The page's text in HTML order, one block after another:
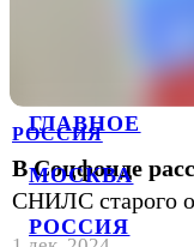
ГЛАВНОЕ
МОСКВА
РОССИЯ
РОССИЯ
В Соцфонде
СНИЛС старого